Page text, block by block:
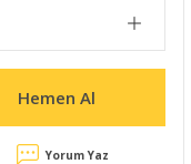
Hemen Al
Yorum Yaz